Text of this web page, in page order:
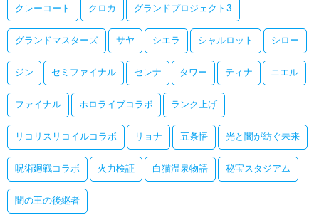
クレーコート クロカ グランドプロジェクト3
グランドマスターズ サヤ シエラ シャルロット シロー
ジン セミファイナル セレナ タワー ティナ ニエル
ファイナル ホロライブコラボ ランク上げ
リコリスリコイルコラボ リョナ 五条悟 光と闇が紡ぐ未来
呪術廻戦コラボ 火力検証 白猫温泉物語 秘宝スタジアム
闇の王の後継者